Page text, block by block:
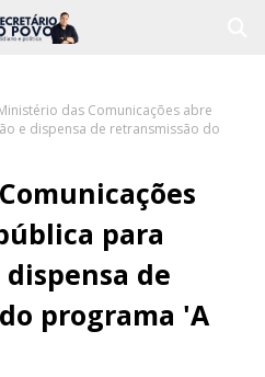
das Comunicações abre
e dispensa de retransmissão do
para
de
programa 'A